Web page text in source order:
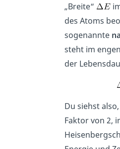
„Breite“
des Atoms
sogenannte
steht im
der
Du siehst
Faktor von 2,